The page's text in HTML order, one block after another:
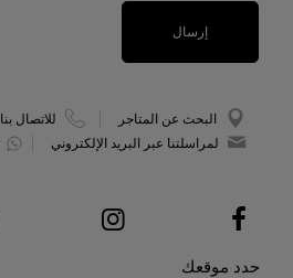
إرسال
البحث عن المتاجر
للاتصال بنا
لمراسلتنا عبر البريد الإلكتروني
حدد موقعك